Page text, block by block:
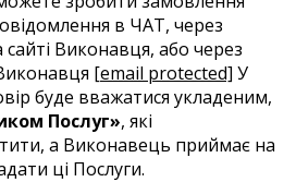
в ЧАТ, через
Виконавця, або через
[email protected] У
буде вважатися укладеним,
Послуг», які
а Виконавець приймає на
ці Послуги.